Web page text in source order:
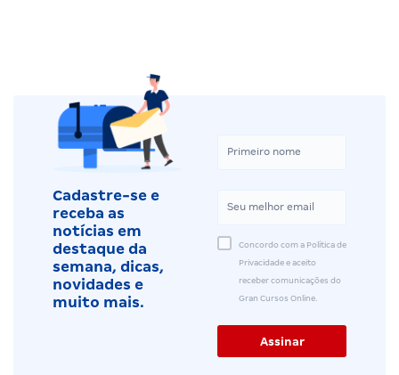
Cadastre-se e
receba as
notícias em
destaque da
semana, dicas,
novidades e
muito mais.
Concordo com a Política de
Privacidade e aceito
receber comunicações do
Gran Cursos Online.